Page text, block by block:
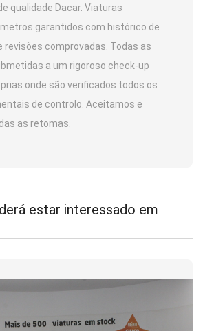
qualidade Dacar. Viaturas
garantidos com histórico de
revisões comprovadas. Todas as
a um rigoroso check-up
onde são verificados todos os
de controlo. Aceitamos e
as retomas.
estar interessado em